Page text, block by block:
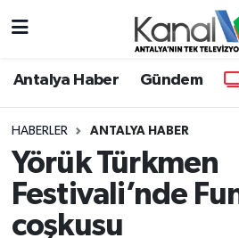
Antalya Haber Gündem
HABERLER ANTALYA HABER
Yörük Türkmen
Festivali’nde
coşkusu
Antalya Haber
Dünya
Eğitim
Hava Durumu
Trafik Durumu
Süper Lig Puan Durumu ve